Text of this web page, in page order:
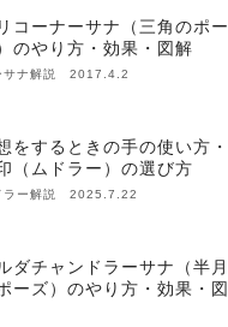
コーナーサナ（三角のポー
のやり方・効果・図解
サナ解説 2017.4.2
をするときの手の使い方・
（ムドラー）の選び方
ラー解説 2025.7.22
ダチャンドラーサナ（半月
ーズ）のやり方・効果・図